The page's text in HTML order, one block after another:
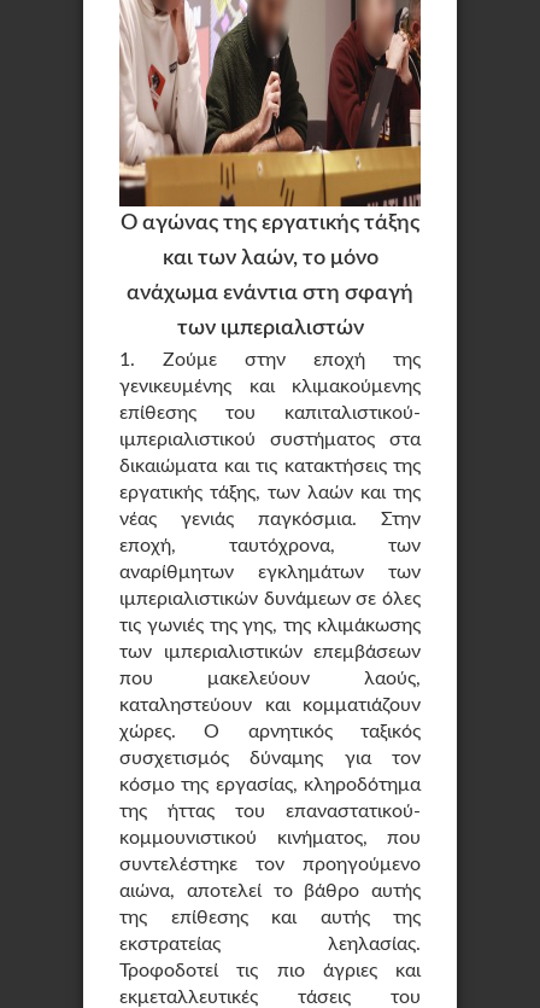
Ο αγώνας της εργατικής τάξης
και των λαών, το μόνο
ανάχωμα ενάντια στη σφαγή
των ιμπεριαλιστών
1. Ζούμε στην εποχή της
γενικευμένης και κλιμακούμενης
επίθεσης του καπιταλιστικού-
ιμπεριαλιστικού συστήματος στα
δικαιώματα και τις κατακτήσεις της
εργατικής τάξης, των λαών και της
νέας γενιάς παγκόσμια. Στην
εποχή, ταυτόχρονα, των
αναρίθμητων εγκλημάτων των
ιμπεριαλιστικών δυνάμεων σε όλες
τις γωνιές της γης, της κλιμάκωσης
των ιμπεριαλιστικών επεμβάσεων
που μακελεύουν λαούς,
καταληστεύουν και κομματιάζουν
χώρες. Ο αρνητικός ταξικός
συσχετισμός δύναμης για τον
κόσμο της εργασίας, κληροδότημα
της ήττας του επαναστατικού-
κομμουνιστικού κινήματος, που
συντελέστηκε τον προηγούμενο
αιώνα, αποτελεί το βάθρο αυτής
της επίθεσης και αυτής της
εκστρατείας λεηλασίας.
Τροφοδοτεί τις πιο άγριες και
εκμεταλλευτικές τάσεις του